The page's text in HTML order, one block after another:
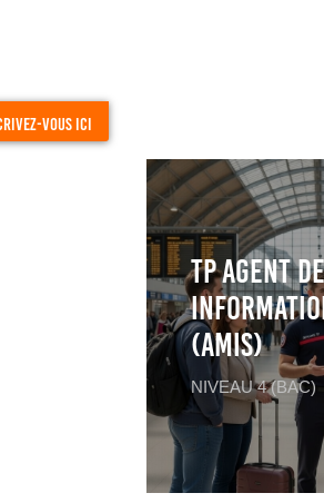
vous ici
TP Agent
(AMIS)
NIVEAU 4 (BAC)